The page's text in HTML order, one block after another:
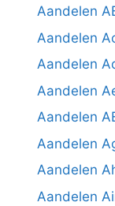
Aandelen
Aandelen
Aandelen
Aandelen
Aandelen
Aandelen
Aandelen
Aandelen